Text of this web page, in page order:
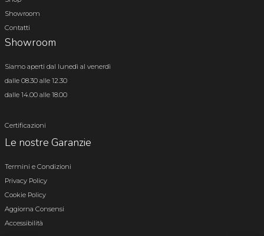
Showroom
Contatti
Showroom
Siamo aperti dal lunedì al venerdì
dalle 08.30 alle 12.30
dalle 14.00 alle 18.00
Certificazioni
Le nostre Garanzie
Termini e Condizioni
Privacy Policy
Cookie Policy
Aggiorna Consensi
Accessibilità